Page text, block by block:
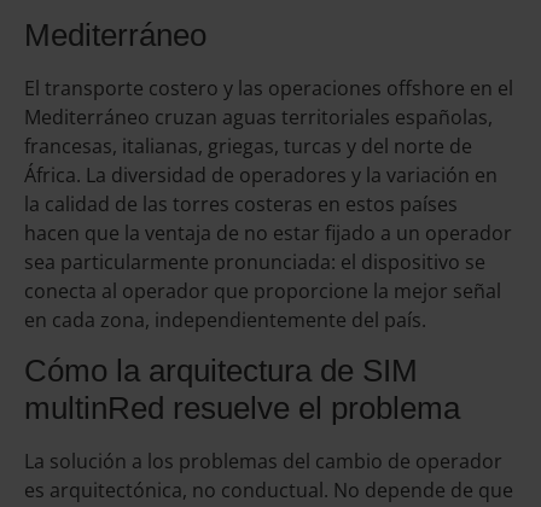
Mediterráneo
El transporte costero y las operaciones offshore en el
Mediterráneo cruzan aguas territoriales españolas,
francesas, italianas, griegas, turcas y del norte de
África. La diversidad de operadores y la variación en
la calidad de las torres costeras en estos países
hacen que la ventaja de no estar fijado a un operador
sea particularmente pronunciada: el dispositivo se
conecta al operador que proporcione la mejor señal
en cada zona, independientemente del país.
Cómo la arquitectura de SIM
multinRed resuelve el problema
La solución a los problemas del cambio de operador
es arquitectónica, no conductual. No depende de que